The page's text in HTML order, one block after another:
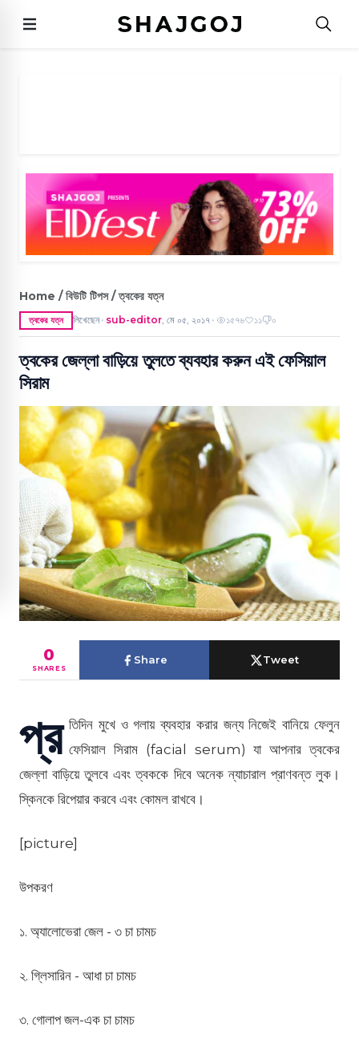
Home / বিউটি টিপস / ত্বকের যত্ন
ত্বকের যত্ন লিখেছেন ● sub-editor, মে ০৫, ২০১৭ ● ১৫৭৬ ১১ ০
ত্বকের জেল্লা বাড়িয়ে তুলতে ব্যবহার করুন এই ফেসিয়াল
সিরাম
0
SHARES
Share Tweet
প্র তিদিন মুখে ও গলায় ব্যবহার করার জন্য নিজেই বানিয়ে ফেলুন
ফেসিয়াল সিরাম (facial serum) যা আপনার ত্বকের
জেল্লা বাড়িয়ে তুলবে এবং ত্বককে দিবে অনেক ন্যাচারাল প্রাণবন্ত লুক।
স্কিনকে রিপেয়ার করবে এবং কোমল রাখবে।
[picture]
উপকরণ
১. অ্যালোভেরা জেল - ৩ চা চামচ
২. গ্লিসারিন - আধা চা চামচ
৩. গোলাপ জল-এক চা চামচ